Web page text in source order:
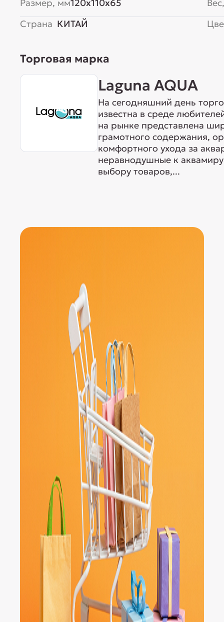
Размер, мм120x110x65
Страна КИТАЙ
Торговая марка
Laguna AQUA
На сегодняшний день
известна в среде
на рынке представлена
грамотного содержания,
комфортного ухода за
неравнодушные к
выбору товаров,...